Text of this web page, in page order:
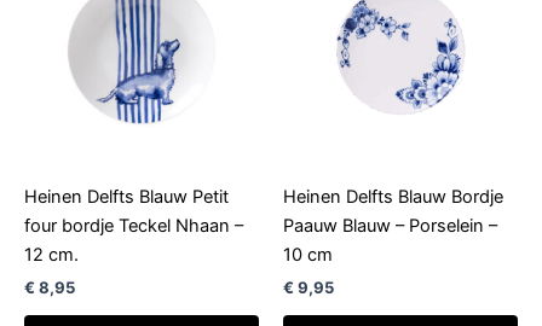
Heinen Delfts Blauw Petit
four bordje Teckel Nhaan –
12 cm.
€ 8,95
Heinen Delfts Blauw Bordje
Paauw Blauw – Porselein –
10 cm
€ 9,95